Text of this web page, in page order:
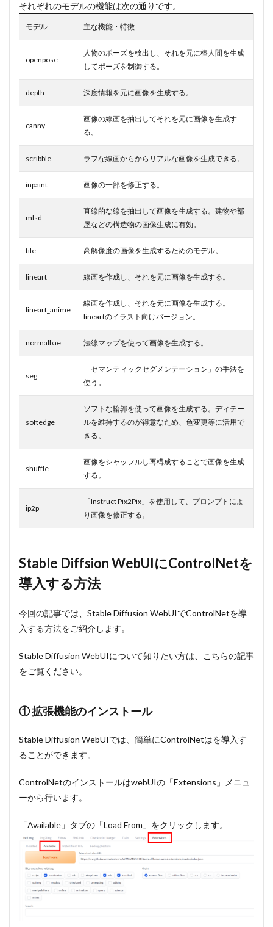
3.2
②
深度情報
からポー
する
画像の色
「canny」
3.4
④ 抽
象的な線画
生成する
選択した範
4
Stable
Diffusion
するには
それぞれのモデルの機能は次の通りです。
モデル 主な機能・特徴
openpose
人物のポーズを検出し、それを元に棒人間を生成
してポーズを制御する。
depth 深度情報を元に画像を生成する。
canny
画像の線画を抽出してそれを元に画像を生成す
る。
scribble ラフな線画からからリアルな画像を生成できる。
inpaint 画像の一部を修正する。
mlsd
直線的な線を抽出して画像を生成する。建物や部
屋などの構造物の画像生成に有効。
tile 高解像度の画像を生成するためのモデル。
lineart 線画を作成し、それを元に画像を生成する。
lineart_anime
線画を作成し、それを元に画像を生成する。
lineartのイラスト向けバージョン。
normalbae 法線マップを使って画像を生成する。
seg
「セマンティックセグメンテーション」の手法を
使う。
softedge
ソフトな輪郭を使って画像を生成する。ディテー
ルを維持するのが得意なため、色変更等に活用で
きる。
shuffle
画像をシャッフルし再構成することで画像を生成
する。
ip2p
「Instruct Pix2Pix」を使用して、プロンプトによ
り画像を修正する。
Stable Diffsion WebUIにControlNetを
導入する方法
今回の記事では、Stable Diffusion WebUIでControlNetを導
入する方法をご紹介します。
Stable Diffusion WebUIについて知りたい方は、こちらの記事
をご覧ください。
① 拡張機能のインストール
Stable Diffusion WebUIでは、簡単にControlNetはを導入す
ることができます。
ControlNetのインストールはwebUIの「Extensions」メニュ
ーから行います。
「Available」タブの「Load From」をクリックします。